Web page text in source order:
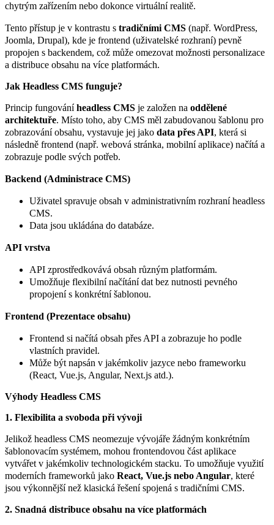
chytrým zařízením nebo dokonce virtuální realitě.
Tento přístup je v kontrastu s tradičními CMS (např. WordPress,
Joomla, Drupal), kde je frontend (uživatelské rozhraní) pevně
propojen s backendem, což může omezovat možnosti personalizace
a distribuce obsahu na více platformách.
Jak Headless CMS funguje?
Princip fungováníheadless CMS je založen na oddělené
architektuře. Místo toho, aby CMS měl zabudovanou šablonu pro
zobrazování obsahu, vystavuje jej jako data přes API, která si
následně frontend (např. webová stránka, mobilní aplikace) načítá a
zobrazuje podle svých potřeb.
Backend (Administrace CMS)
Uživatel spravuje obsah v administrativním rozhraní headless
CMS.
Data jsou ukládána do databáze.
API vrstva
API zprostředkovává obsah různým platformám.
Umožňuje flexibilní načítání dat bez nutnosti pevného
propojení s konkrétní šablonou.
Frontend (Prezentace obsahu)
Frontend si načítá obsah přes API a zobrazuje ho podle
vlastních pravidel.
Může být napsán v jakémkoliv jazyce nebo frameworku
(React, Vue.js, Angular, Next.js atd.).
Výhody Headless CMS
1. Flexibilita a svoboda při vývoji
Jelikož headless CMS neomezuje vývojáře žádným konkrétním
šablonovacím systémem, mohou frontendovou část aplikace
vytvářet v jakémkoliv technologickém stacku. To umožňuje využití
moderních frameworků jako React, Vue.js nebo Angular, které
jsou výkonnější než klasická řešení spojená s tradičními CMS.
2. Snadná distribuce obsahu na více platformách